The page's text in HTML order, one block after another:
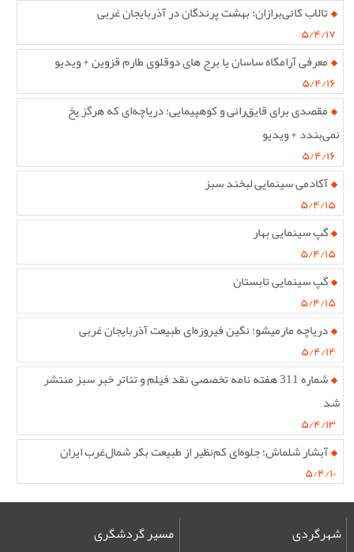
تالاب کانی‌برازان؛ بهشت پرندگان در آذربایجان غربی
۵/۴/۱۷
معرفی آرامگاه ساسان یا برج های دوقلوی طارم قزوین + ویدیو
۵/۴/۱۶
مقصدی برای قایق‌رانی و کوهپیمایی؛ دریاچه‌ای که هرگز یخ
نمی‌بندد + ویدیو
۵/۴/۱۶
آکادمی سینمایی لبخند سبز
۵/۴/۱۵
گپ سینمایی بهار
۵/۴/۱۵
گپ سینمایی تابستان
۵/۴/۱۵
دریاچه مارمیشو؛ نگین فیروزه‌ای طبیعت آذربایجان غربی
۵/۴/۱۴
شماره 311 هفته نامه تخصصی نقد فیلم و تئاتر خبر سبز منتشر
شد
۵/۴/۱۳
آبشار شلماش؛ جلوه‌ای کم‌نظیر از طبیعت بکر شمال‌غرب ایران
۵/۴/۱۰
شهرگردی
مسیر گردشگری